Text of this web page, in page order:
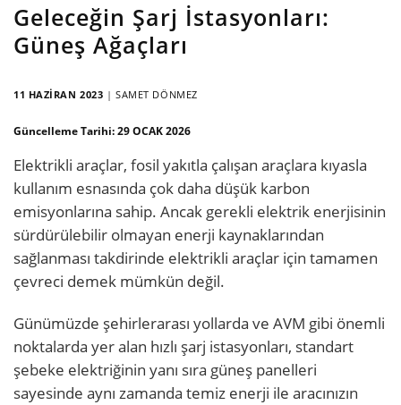
Geleceğin Şarj İstasyonları:
Güneş Ağaçları
11 HAZIRAN 2023 |SAMET DÖNMEZ
Güncelleme Tarihi:29 OCAK 2026
Elektrikli araçlar, fosil yakıtla çalışan araçlara kıyasla
kullanım esnasında çok daha düşük karbon
emisyonlarına sahip. Ancak gerekli elektrik enerjisinin
sürdürülebilir olmayan enerji kaynaklarından
sağlanması takdirinde elektrikli araçlar için tamamen
çevreci demek mümkün değil.
Günümüzde şehirlerarası yollarda ve AVM gibi önemli
noktalarda yer alan hızlı şarj istasyonları, standart
şebeke elektriğinin yanı sıra güneş panelleri
sayesinde aynı zamanda temiz enerji ile aracınızın